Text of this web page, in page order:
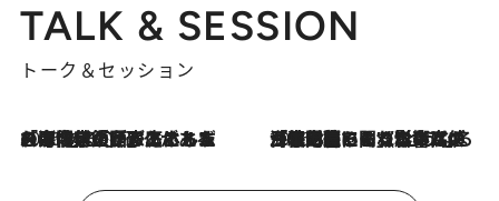
TALK & SESSION
トーク＆セッション
2026.8.3
「今後値上げがあるとすれば…」「リスクがあるのは今年の冬」エネルギー専門家が語る、ホルムズ海峡封鎖が家庭にもたらす“ある心配” 2026.8.3
「住宅建てられない…」「サーチャージ料の高値が続いている」ホルムズ海峡封鎖による影響はいつまで続く？《エネルギー専門家に聞く“どうなる日本の暮らし”》